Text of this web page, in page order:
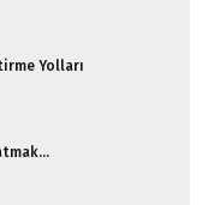
Yolları